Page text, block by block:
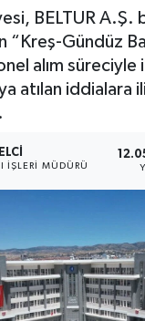
BELTUR A.Ş.
Gündüz
alım süreciyle
atılan iddialara
İŞLERI MÜDÜRÜ